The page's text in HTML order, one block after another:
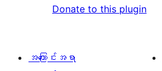
Donate to this plugin
အကြောင်းအရာ